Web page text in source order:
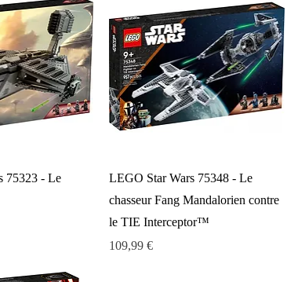
rapide
75323 - Le
Aperçu rapide
LEGO Star Wars 75348 - Le
chasseur Fang Mandalorien contre
le TIE Interceptor™
Prix
109,99 €